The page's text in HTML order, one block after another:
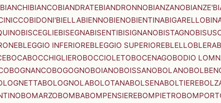
BIANCHIBIANCOBIANDRATEBIANDRONNOBIANZANOBIANZE'
BIDONI'BIELLABIENNOBIENOBIENTINABIGARELLO
BISCEGLIEBISEGNABISENTIBISIGNANOBISTAGNO
BLEGGIO INFERIOREBLEGGIO SUPERIOREBLELLOBLERA
BOCABOCCHIGLIEROBOCCIOLETOBOCENAGOBODIO
BOGNANCOBOGOGNOBOIANOBOISSANOBOLANO
BOLOGNOLABOLOTANABOLSENABOLTIERE
BOMARZOBOMBABOMPENSIEREBOMPIETRO